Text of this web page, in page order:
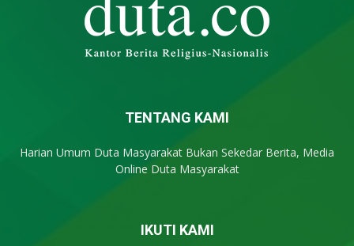
TENTANG KAMI
Harian Umum Duta Masyarakat Bukan Sekedar Berita, Media
Online Duta Masyarakat
IKUTI KAMI